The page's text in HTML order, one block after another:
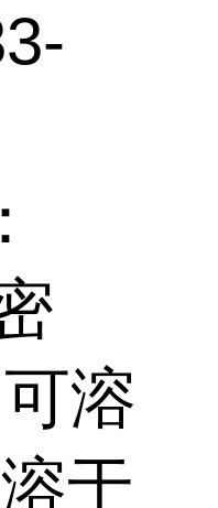
溶
于